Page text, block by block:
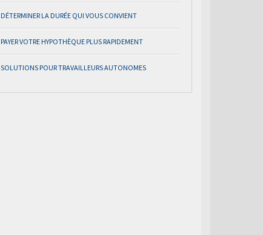
DÉTERMINER LA DURÉE QUI VOUS CONVIENT
PAYER VOTRE HYPOTHÈQUE PLUS RAPIDEMENT
SOLUTIONS POUR TRAVAILLEURS AUTONOMES